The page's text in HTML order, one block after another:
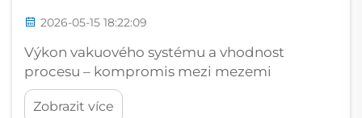
2026-05-15 18:22:09
Výkon vakuového systému a vhodnost
procesu – kompromis mezi mezemi
absolutního vakua a rychlosti čerpání Při
výběru čerpadla se vyskytuje kritický
Zobrazit více